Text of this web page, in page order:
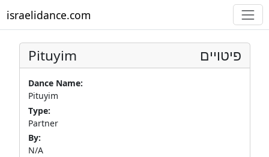
israelidance.com
Pituyim פיטויים
Dance Name:
Pituyim
Type:
Partner
By:
N/A